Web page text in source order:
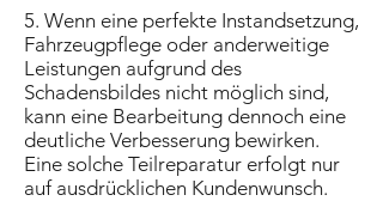
5. Wenn eine perfekte Instandsetzung,
Fahrzeugpflege oder anderweitige
Leistungen aufgrund des
Schadensbildes nicht möglich sind,
kann eine Bearbeitung dennoch eine
deutliche Verbesserung bewirken.
Eine solche Teilreparatur erfolgt nur
auf ausdrücklichen Kundenwunsch.